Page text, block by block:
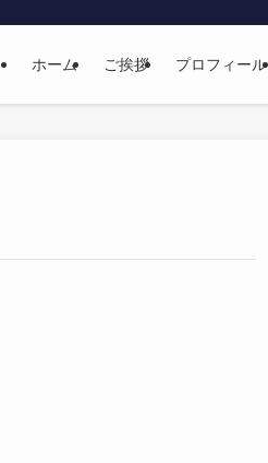
ホーム ご挨拶 プロフィール